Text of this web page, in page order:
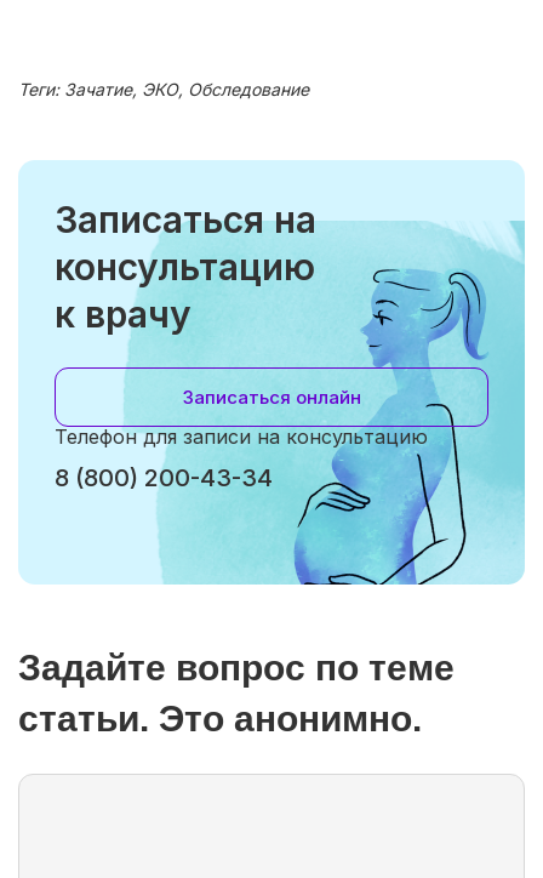
Теги: Зачатие, ЭКО, Обследование
Записаться на
консультацию
к врачу
Записаться онлайн
Телефон для записи на консультацию
8 (800) 200-43-34
Задайте вопрос по теме
статьи. Это анонимно.